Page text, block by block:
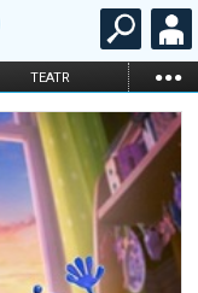
TEATR ...
STAND-UP
KARNETY